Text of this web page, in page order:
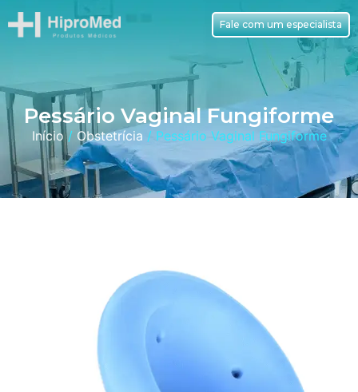
Fale com um especialista
Pessário Vaginal Fungiforme
Início/ Obstetrícia / Pessário Vaginal Fungiforme